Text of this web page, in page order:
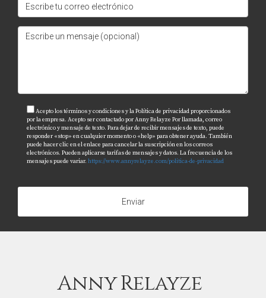
EE.UU., y no dudes en buscar ayuda profesional si lo
necesitas. Estoy aquí para ayudarte con cualquier
pregunta relacionada con tus inversiones inmobiliarias;
Acepto los términos y condiciones y la Política de privacidad proporcionados
por la empresa. Acepto ser contactado por Anny Relayze Por llamada, correo
electrónico y mensaje de texto. Para dejar de recibir mensajes de texto, puede
responder «stop» en cualquier momento o «help» para obtener ayuda. También
puede hacer clic en el enlace para cancelar la suscripción en los correos
electrónicos. Pueden aplicarse tarifas de mensajes y datos. La frecuencia de los
mensajes puede variar. https://www.annyrelayze.com/politica-de-privacidad
Enviar
AnnyRelayze